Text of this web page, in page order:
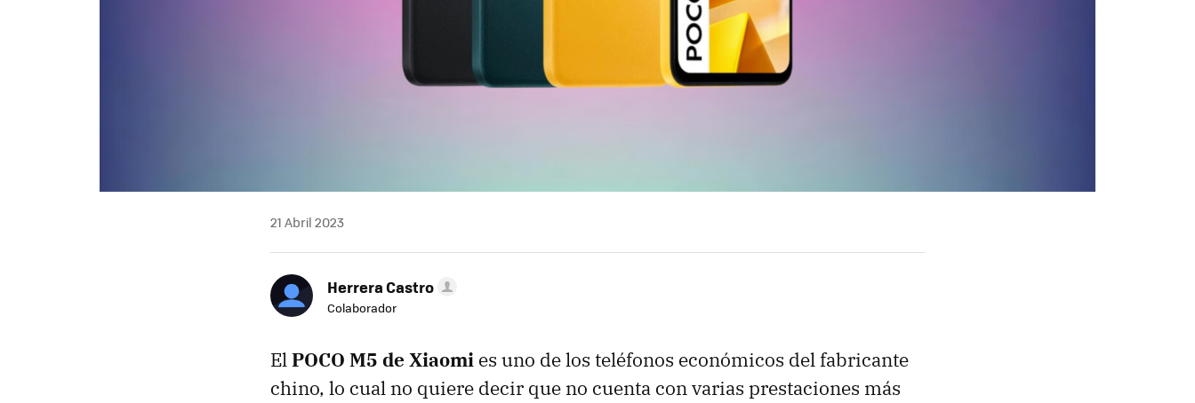
21 Abril 2023
Herrera Castro
Colaborador
ElPOCO M5 de Xiaomi es uno de los teléfonos económicos del fabricante
chino, lo cual no quiere decir que no cuenta con varias prestaciones más